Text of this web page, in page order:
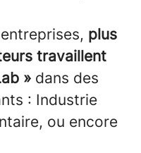
plus
travaillent
» dans des
: Industrie
ou encore